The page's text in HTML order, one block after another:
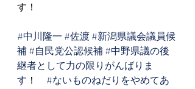
す！
#中川隆一 #佐渡 #新潟県議会議員候
補 #自民党公認候補 #中野県議の後
継者として力の限りがんばりま
す ！ #ないものねだりをやめてあ